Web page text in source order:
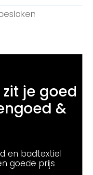
je goed
&
en badtextiel
goede prijs